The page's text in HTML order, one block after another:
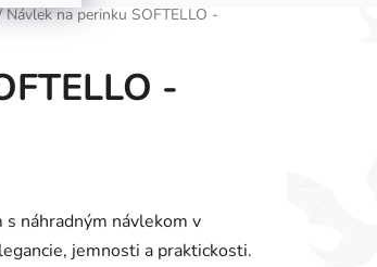
Návlek na perinku SOFTELLO -
-
s náhradným návlekom v
jemnosti a praktickosti.